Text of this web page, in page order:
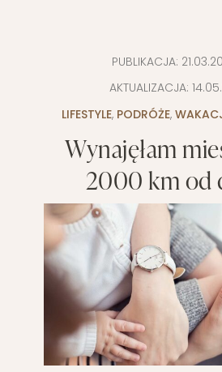
PUBLIKACJA:
AKTUALIZACJA:
LIFESTYLE, PODRÓŻE,
Wynajęłam
2000 km od